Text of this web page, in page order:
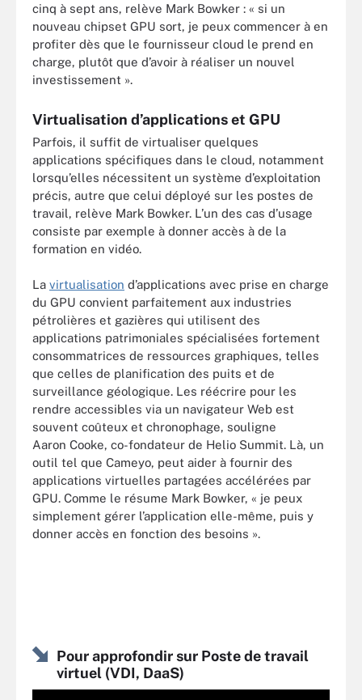
cinq à sept ans, relève Mark Bowker : « si un
nouveau chipset GPU sort, je peux commencer à en
profiter dès que le fournisseur cloud le prend en
charge, plutôt que d’avoir à réaliser un nouvel
investissement ».
Virtualisation d’applications et GPU
Parfois, il suffit de virtualiser quelques
applications spécifiques dans le cloud, notamment
lorsqu’elles nécessitent un système d’exploitation
précis, autre que celui déployé sur les postes de
travail, relève Mark Bowker. L’un des cas d’usage
consiste par exemple à donner accès à de la
formation en vidéo.
La virtualisation d’applications avec prise en charge
du GPU convient parfaitement aux industries
pétrolières et gazières qui utilisent des
applications patrimoniales spécialisées fortement
consommatrices de ressources graphiques, telles
que celles de planification des puits et de
surveillance géologique. Les réécrire pour les
rendre accessibles via un navigateur Web est
souvent coûteux et chronophage, souligne
Aaron Cooke, co-fondateur de Helio Summit. Là, un
outil tel que Cameyo, peut aider à fournir des
applications virtuelles partagées accélérées par
GPU. Comme le résume Mark Bowker, « je peux
simplement gérer l’application elle-même, puis y
donner accès en fonction des besoins ».
Pour approfondir sur Poste de travail
virtuel (VDI, DaaS)